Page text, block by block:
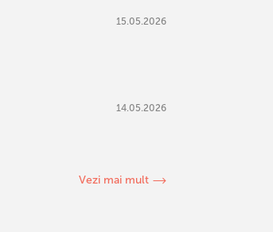
15.05.2026
14.05.2026
Vezi mai mult